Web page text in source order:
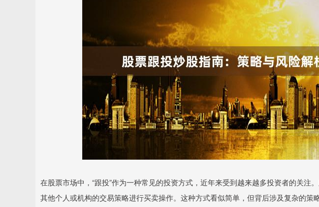
在股票市场中，“跟投”作为一种常见的投资方式，近年来受到越来越多投资者的关注
其他个人或机构的交易策略进行买卖操作。这种方式看似简单，但背后涉及复杂的策